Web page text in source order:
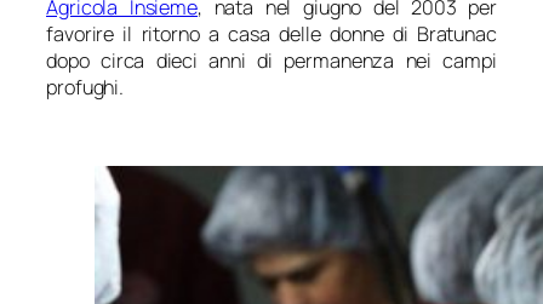
Agricola Insieme, nata nel giugno del 2003 per
favorire il ritorno a casa delle donne di Bratunac
dopo circa dieci anni di permanenza nei campi
profughi.